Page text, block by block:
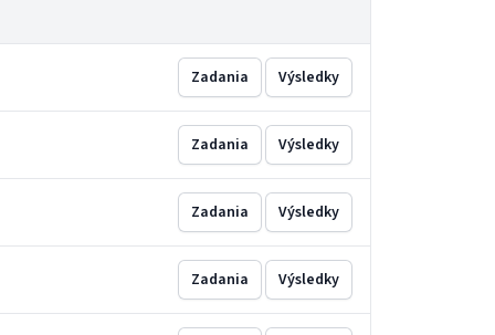
Zadania Výsledky
Zadania Výsledky
Zadania Výsledky
Zadania Výsledky